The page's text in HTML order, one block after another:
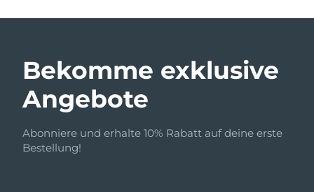
Bekomme exklusive
Angebote
Abonniere und erhalte 10% Rabatt auf deine erste
Bestellung!